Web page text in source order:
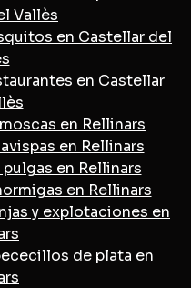
Vallès
en Castellar del
en Castellar
en Rellinars
en Rellinars
en Rellinars
en Rellinars
y explotaciones en
de plata en